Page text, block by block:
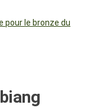
pour le bronze du